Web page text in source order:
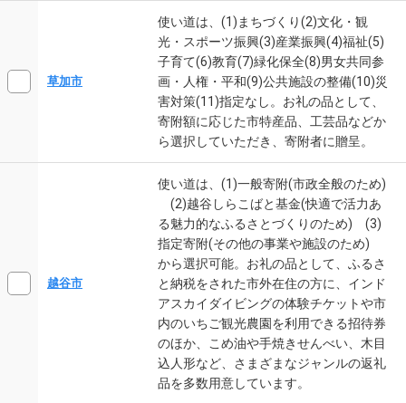
草加市
使い道は、(1)まちづくり(2)文化・観
光・スポーツ振興(3)産業振興(4)福祉(5)
子育て(6)教育(7)緑化保全(8)男女共同参
画・人権・平和(9)公共施設の整備(10)災
害対策(11)指定なし。お礼の品として、
寄附額に応じた市特産品、工芸品などか
ら選択していただき、寄附者に贈呈。
越谷市
使い道は、(1)一般寄附(市政全般のため)
(2)越谷しらこばと基金(快適で活力あ
る魅力的なふるさとづくりのため) (3)
指定寄附(その他の事業や施設のため)
から選択可能。お礼の品として、ふるさ
と納税をされた市外在住の方に、インド
アスカイダイビングの体験チケットや市
内のいちご観光農園を利用できる招待券
のほか、こめ油や手焼きせんべい、木目
込人形など、さまざまなジャンルの返礼
品を多数用意しています。